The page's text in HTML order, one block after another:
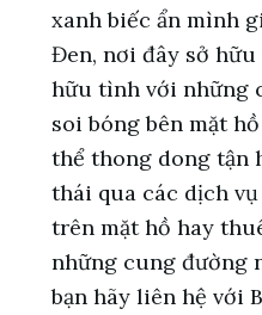
xanh biếc ẩn mình
Đen, nơi đây sở
hữu tình với những
soi bóng bên mặt
thể thong dong tận
thái qua các dịch
trên mặt hồ hay
những cung đường
bạn hãy liên hệ với